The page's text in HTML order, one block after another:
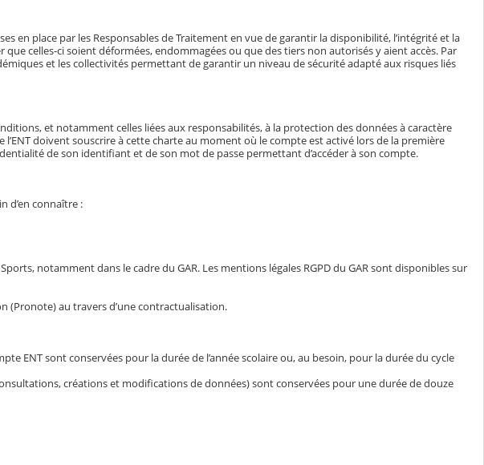
en place par les Responsables de Traitement en vue de garantir la disponibilité, l’intégrité et la
celles-ci soient déformées, endommagées ou que des tiers non autorisés y aient accès. Par
et les collectivités permettant de garantir un niveau de sécurité adapté aux risques liés
et notamment celles liées aux responsabilités, à la protection des données à caractère
doivent souscrire à cette charte au moment où le compte est activé lors de la première
de son identifiant et de son mot de passe permettant d’accéder à son compte.
d’en connaître :
notamment dans le cadre du GAR. Les mentions légales RGPD du GAR sont disponibles sur
(Pronote) au travers d’une contractualisation.
ENT sont conservées pour la durée de l’année scolaire ou, au besoin, pour la durée du cycle
créations et modifications de données) sont conservées pour une durée de douze